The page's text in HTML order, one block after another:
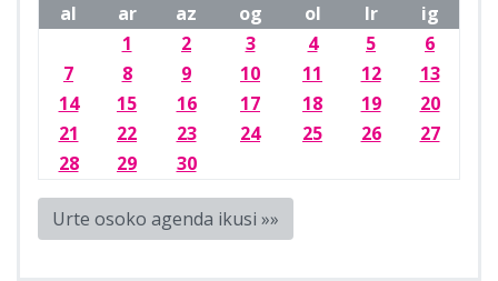
al
ar az og ol lr
ig
1
2 3 4 5
6
7
8 9 10 11 12
13
14
15 16 17 18 19
20
21
22 23 24 25 26
27
28
29 30
Urte osoko agenda ikusi »»